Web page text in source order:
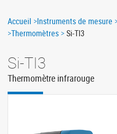
Breadcrumb
Accueil Instruments de mesure
Thermomètres
Si-TI3
Si-TI3
Thermomètre infrarouge